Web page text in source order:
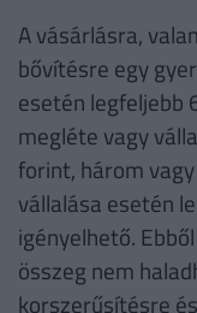
A vásárlásra,
bővítésre egy
esetén legfeljebb
megléte vagy
forint, három
vállalása esetén
igényelhető.
összeg nem
korszerűsítésre